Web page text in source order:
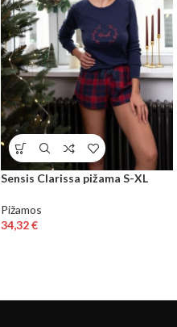
Sensis Clarissa pižama S-XL
Pižamos
34,32€